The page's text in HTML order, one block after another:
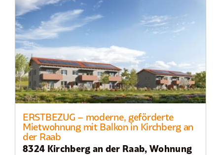
ERSTBEZUG – moderne, geförderte
Mietwohnung mit Balkon in Kirchberg an
der Raab
8324 Kirchberg an der Raab, Wohnung